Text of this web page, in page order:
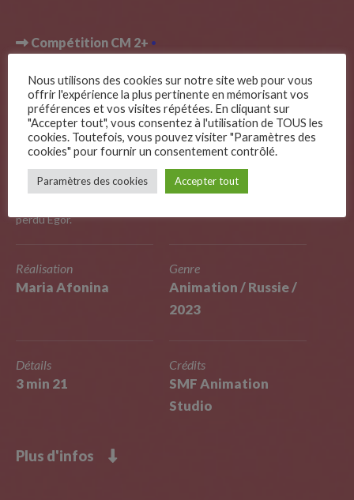
Follow Us
Compétition CM 2+
Egor
perdu Egor.
Réalisation
Maria Afonina
Genre
Animation / Russie /
2023
Détails
3 min 21
Crédits
SMF Animation
Studio
Plus d'infos
Nous utilisons des cookies sur notre site web pour vous
offrir l'expérience la plus pertinente en mémorisant vos
préférences et vos visites répétées. En cliquant sur
"Accepter tout", vous consentez à l'utilisation de TOUS les
cookies. Toutefois, vous pouvez visiter "Paramètres des
cookies" pour fournir un consentement contrôlé.
Paramètres des cookies Accepter tout